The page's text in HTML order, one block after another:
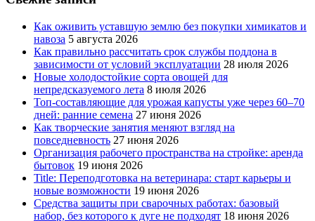
Как оживить уставшую землю без покупки химикатов и
навоза 5 августа 2026
Как правильно рассчитать срок службы поддона в
зависимости от условий эксплуатации 28 июля 2026
Новые холодостойкие сорта овощей для
непредсказуемого лета 8 июля 2026
Топ-составляющие для урожая капусты уже через 60–70
дней: ранние семена 27 июня 2026
Как творческие занятия меняют взгляд на
повседневность 27 июня 2026
Организация рабочего пространства на стройке: аренда
бытовок 19 июня 2026
Title: Переподготовка на ветеринара: старт карьеры и
новые возможности 19 июня 2026
Средства защиты при сварочных работах: базовый
набор, без которого к дуге не подходят 18 июня 2026